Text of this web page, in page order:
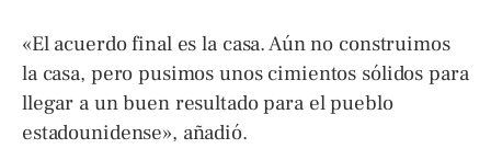
«El acuerdo final es la casa. Aún no construimos
la casa, pero pusimos unos cimientos sólidos para
llegar a un buen resultado para el pueblo
estadounidense», añadió.